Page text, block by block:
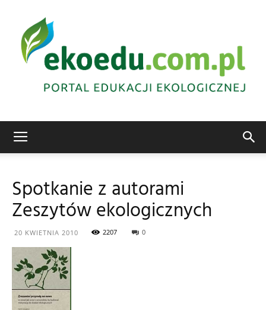
ekologiczna
Spotkanie z autorami
Zeszytów ekologicznych
20 KWIETNIA 2010 2207 0